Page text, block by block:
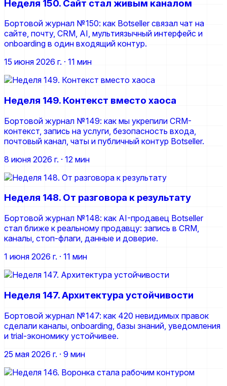
Неделя 150. Сайт стал живым каналом
Бортовой журнал №150: как Botseller связал чат на
сайте, почту, CRM, AI, мультиязычный интерфейс и
onboarding в один входящий контур.
15 июня 2026 г. · 11 мин
Неделя 149. Контекст вместо хаоса
Бортовой журнал №149: как мы укрепили CRM-
контекст, запись на услуги, безопасность входа,
почтовый канал, чаты и публичный контур Botseller.
8 июня 2026 г. · 12 мин
Неделя 148. От разговора к результату
Бортовой журнал №148: как AI-продавец Botseller
стал ближе к реальному продавцу: запись в CRM,
каналы, стоп-флаги, данные и доверие.
1 июня 2026 г. · 11 мин
Неделя 147. Архитектура устойчивости
Бортовой журнал №147: как 420 невидимых правок
сделали каналы, onboarding, базы знаний, уведомления
и trial-экономику устойчивее.
25 мая 2026 г. · 9 мин